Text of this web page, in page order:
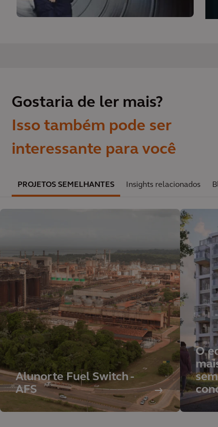
Gostaria de ler mais?
Isso também pode ser
interessante para você
PROJETOS SEMELHANTES Insights relacionados
Alunorte Fuel Switch -
AFS
O